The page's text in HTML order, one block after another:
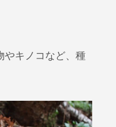
やキノコなど、種